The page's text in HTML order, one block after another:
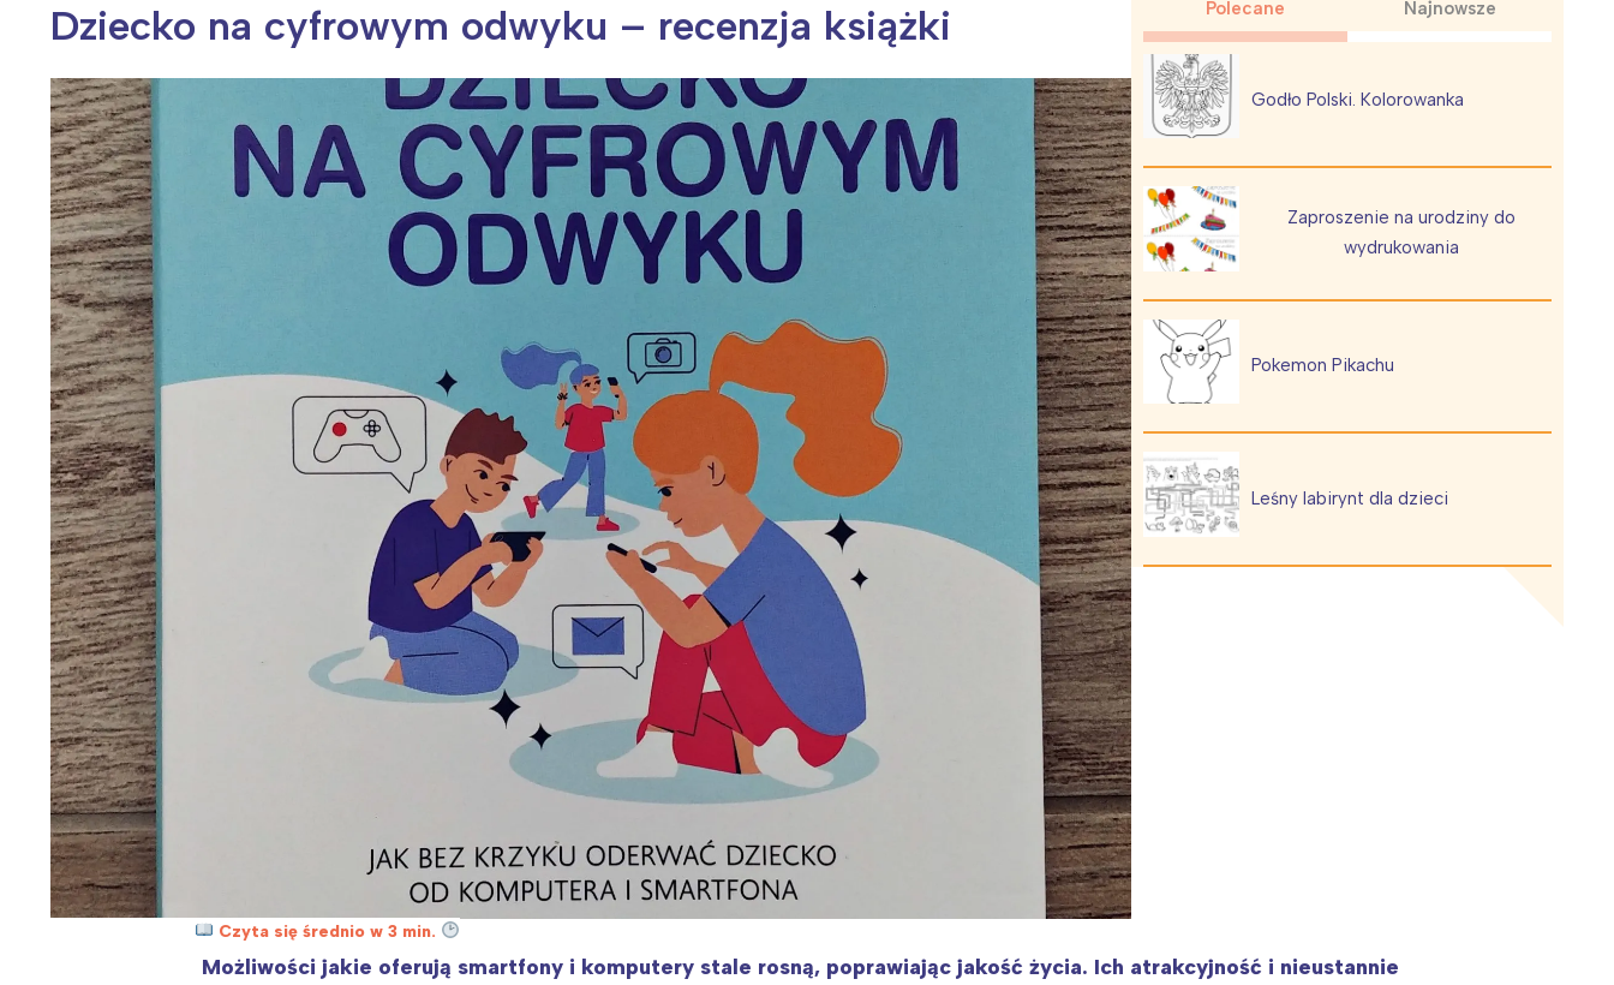
Wiosenny koncert ptaków na płocie Kwitnąca wiśnia i jej płatki Pszczoła i kwitnący ul
Dziecko na cyfrowym odwyku – recenzja książki Polecane Najnowsze
Godło Polski. Kolorowanka
Zaproszenie na urodziny do
wydrukowania
Pokemon Pikachu
Leśny labirynt dla dzieci
Czyta się średnio w 3 min.
Możliwości jakie oferują smartfony i komputery stale rosną, poprawiając jakość życia. Ich atrakcyjność i nieustannie